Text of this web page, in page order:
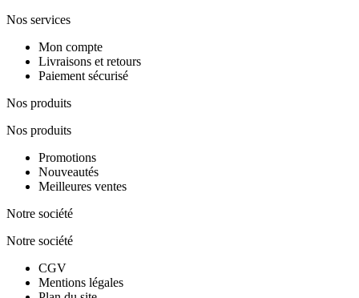
Nos services
Mon compte
Livraisons et retours
Paiement sécurisé
Nos produits
Nos produits
Promotions
Nouveautés
Meilleures ventes
Notre société
Notre société
CGV
Mentions légales